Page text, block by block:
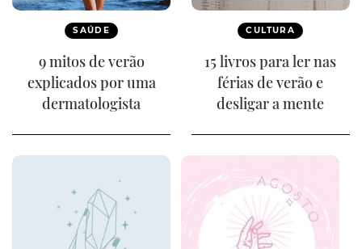
SAÚDE
9 mitos de verão
explicados por uma
dermatologista
CULTURA
15 livros para ler nas
férias de verão e
desligar a mente